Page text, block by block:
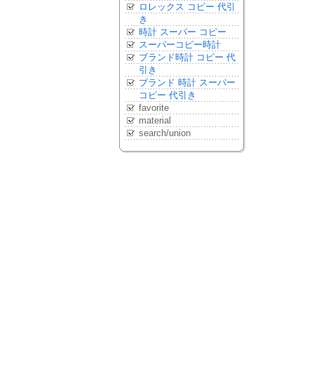
ロレックス コピー 代引
き
時計 スーパー コピー
スーパーコピー時計
ブランド時計 コピー 代
引き
ブランド 時計 スーパー
コピー 代引き
favorite
material
search/union